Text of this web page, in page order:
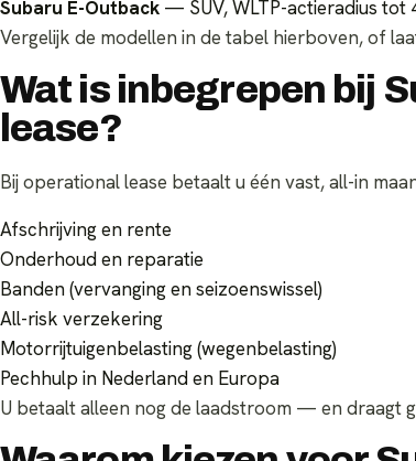
Subaru E-Outback — SUV, WLTP-actieradius tot
Vergelijk de modellen in de tabel hierboven, of
Wat is inbegrepen bij
lease?
Bij operational lease betaalt u één vast, all-in
Afschrijving en rente
Onderhoud en reparatie
Banden (vervanging en seizoenswissel)
All-risk verzekering
Motorrijtuigenbelasting (wegenbelasting)
Pechhulp in Nederland en Europa
U betaalt alleen nog de laadstroom — en draagt